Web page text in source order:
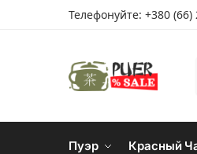
Телефонуйте: +380 (66)
Пуэр Красный